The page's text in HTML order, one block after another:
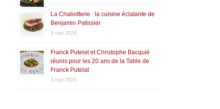
La Chabotterie : la cuisine éclatante de
Benjamin Patissier
8 mai 2026
Franck Putelat et Christophe Bacquié
réunis pour les 20 ans de la Table de
Franck Putelat
3 mai 2026